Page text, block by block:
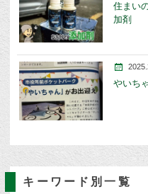
住まい
加剤
やいち
キーワード別一覧